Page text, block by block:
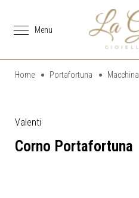
Home Portafortuna Macchina
Valenti
Corno Portafortuna